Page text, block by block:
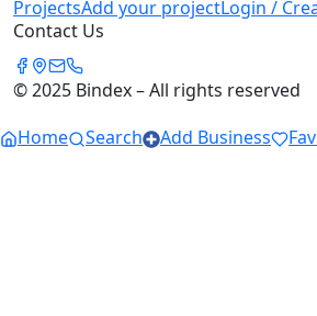
ProjectsAdd your projectLogin /
Contact Us
© 2025 Bindex – All rights reserved
Home
Search Add Business